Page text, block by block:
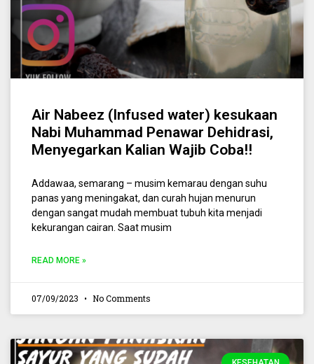
Air Nabeez (Infused water) kesukaan
Nabi Muhammad Penawar Dehidrasi,
Menyegarkan Kalian Wajib Coba!!
Addawaa, semarang – musim kemarau dengan suhu
panas yang meningakat, dan curah hujan menurun
dengan sangat mudah membuat tubuh kita menjadi
kekurangan cairan. Saat musim
READ MORE »
07/09/2023 No Comments